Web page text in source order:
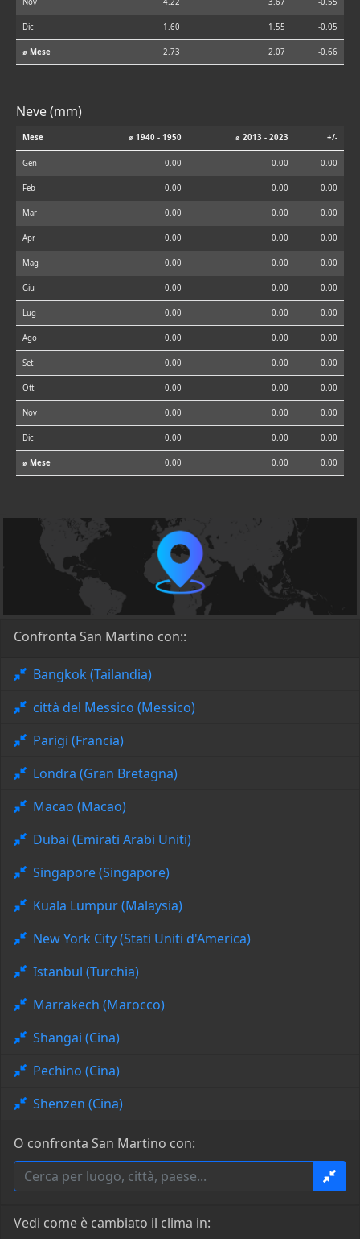
Nov 4.22 3.67 -0.55
Dic 1.60 1.55 -0.05
⌀ Mese 2.73 2.07 -0.66
Neve (mm)
Mese ⌀ 1940 - 1950 ⌀ 2013 - 2023 +/-
Gen 0.00 0.00 0.00
Feb 0.00 0.00 0.00
Mar 0.00 0.00 0.00
Apr 0.00 0.00 0.00
Mag 0.00 0.00 0.00
Giu 0.00 0.00 0.00
Lug 0.00 0.00 0.00
Ago 0.00 0.00 0.00
Set 0.00 0.00 0.00
Ott 0.00 0.00 0.00
Nov 0.00 0.00 0.00
Dic 0.00 0.00 0.00
⌀ Mese 0.00 0.00 0.00
Confronta San Martino con::
Bangkok (Tailandia)
città del Messico (Messico)
Parigi (Francia)
Londra (Gran Bretagna)
Macao (Macao)
Dubai (Emirati Arabi Uniti)
Singapore (Singapore)
Kuala Lumpur (Malaysia)
New York City (Stati Uniti d'America)
Istanbul (Turchia)
Marrakech (Marocco)
Shangai (Cina)
Pechino (Cina)
Shenzen (Cina)
O confronta San Martino con:
Vedi come è cambiato il clima in: